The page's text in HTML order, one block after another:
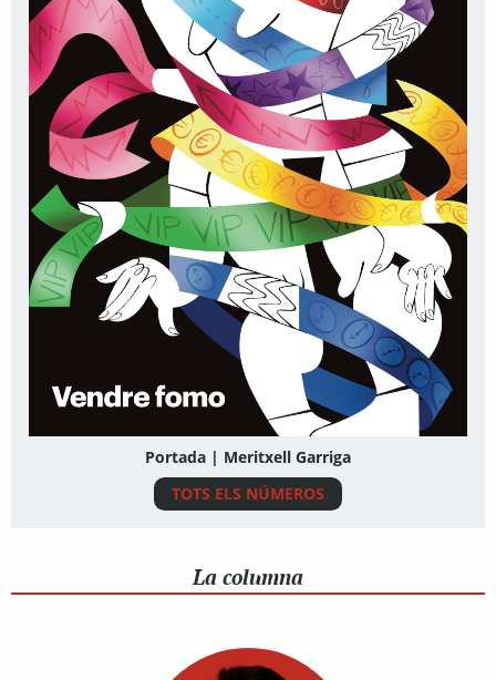
Portada | Meritxell Garriga
TOTS ELS NÚMEROS
La columna